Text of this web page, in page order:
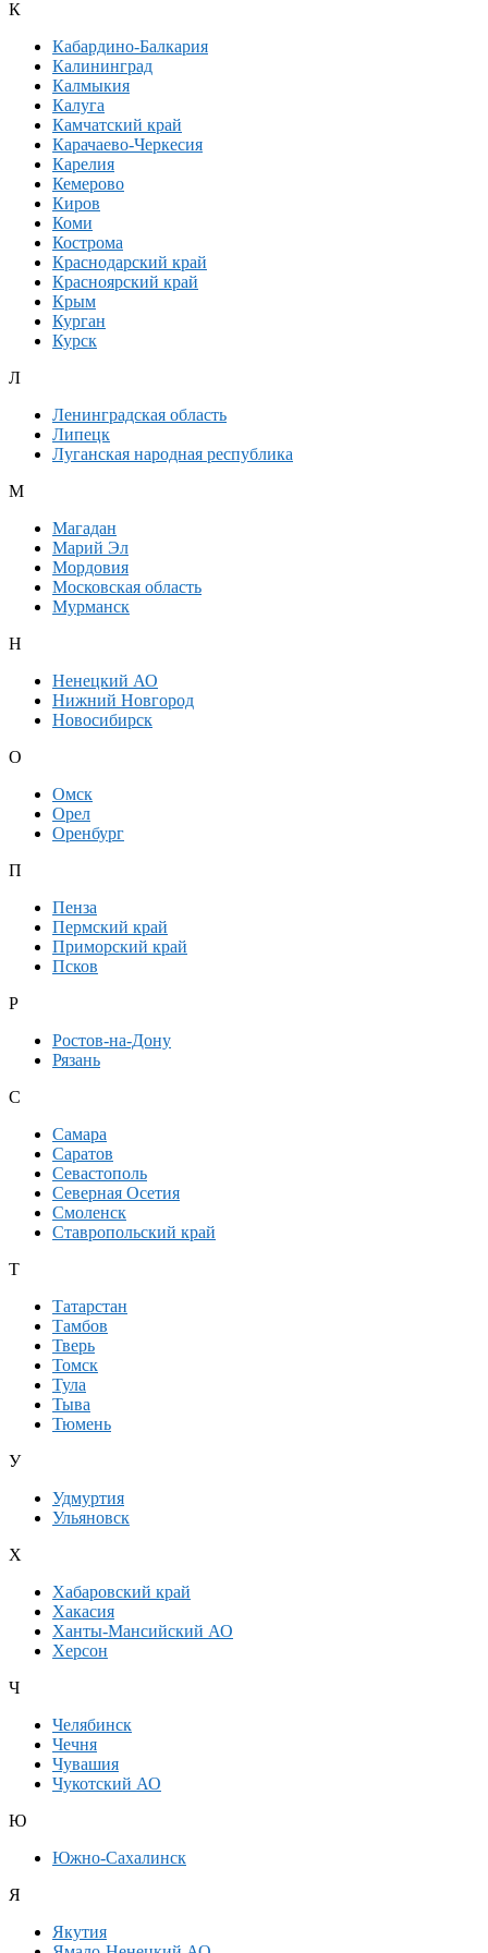
К
Кабардино-Балкария
Калининград
Калмыкия
Калуга
Камчатский край
Карачаево-Черкесия
Карелия
Кемерово
Киров
Коми
Кострома
Краснодарский край
Красноярский край
Крым
Курган
Курск
Л
Ленинградская область
Липецк
Луганская народная республика
М
Магадан
Марий Эл
Мордовия
Московская область
Мурманск
Н
Ненецкий АО
Нижний Новгород
Новосибирск
О
Омск
Орел
Оренбург
П
Пенза
Пермский край
Приморский край
Псков
Р
Ростов-на-Дону
Рязань
С
Самара
Саратов
Севастополь
Северная Осетия
Смоленск
Ставропольский край
Т
Татарстан
Тамбов
Тверь
Томск
Тула
Тыва
Тюмень
У
Удмуртия
Ульяновск
Х
Хабаровский край
Хакасия
Ханты-Мансийский АО
Херсон
Ч
Челябинск
Чечня
Чувашия
Чукотский АО
Ю
Южно-Сахалинск
Я
Якутия